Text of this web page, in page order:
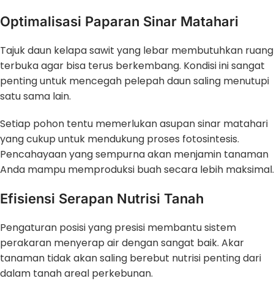
Optimalisasi Paparan Sinar Matahari
Tajuk daun kelapa sawit yang lebar membutuhkan ruang
terbuka agar bisa terus berkembang. Kondisi ini sangat
penting untuk mencegah pelepah daun saling menutupi
satu sama lain.
Setiap pohon tentu memerlukan asupan sinar matahari
yang cukup untuk mendukung proses fotosintesis.
Pencahayaan yang sempurna akan menjamin tanaman
Anda mampu memproduksi buah secara lebih maksimal.
Efisiensi Serapan Nutrisi Tanah
Pengaturan posisi yang presisi membantu sistem
perakaran menyerap air dengan sangat baik. Akar
tanaman tidak akan saling berebut nutrisi penting dari
dalam tanah areal perkebunan.